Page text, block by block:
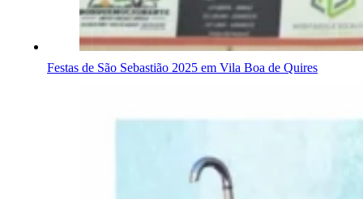
Festas de São Sebastião 2025 em Vila Boa de Quires